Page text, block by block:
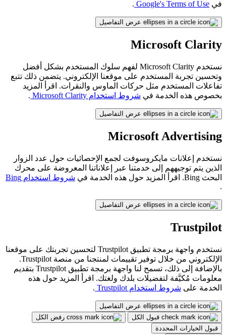
في Google's Terms of Use
.
Microsoft Clarity
نستخدم Microsoft Clarity لفهم سلوك المستخدم بشكل أفضل
وتحسين تجربة المستخدم على موقعنا الإلكتروني. يتضمن ذلك تتبع
تفاعلات المستخدم مثل حركات الماوس والنقرات. اقرأ المزيد
بخصوص هذه الخدمة في شروط استخدام Microsoft Clarity .
Microsoft Advertising
نستخدم إعلانات مايكروسوفت لجمع الإحصائيات حول عدد الزوار
الذين يتم توجيههم إلى خدمتنا عبر إعلاناتنا المعروضة على محرك
البحث Bing. اقرأ المزيد حول هذه الخدمة في
شروط استخدام Bing
.
Trustpilot
نستخدم واجهة برمجة تطبيق Trustpilot لتحسين تجربتك على موقعنا
الإلكتروني من خلال توفير تقييمات لمنتجنا من منصة Trustpilot.
بالإضافة إلى ذلك، تسمح لنا واجهة برمجة تطبيق Trustpilot بتقديم
معلومات مُكيَّفة لتفضيلات بلدك ولغتك. اقرأ المزيد حول هذه
الخدمة على شروط استخدام Trustpilot .
قبول الكل
رفض الكل
قبول الخيارات المحددة